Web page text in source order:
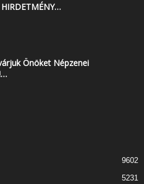
HIRDETMÉNY…
Önöket Népzenei
9602
5231